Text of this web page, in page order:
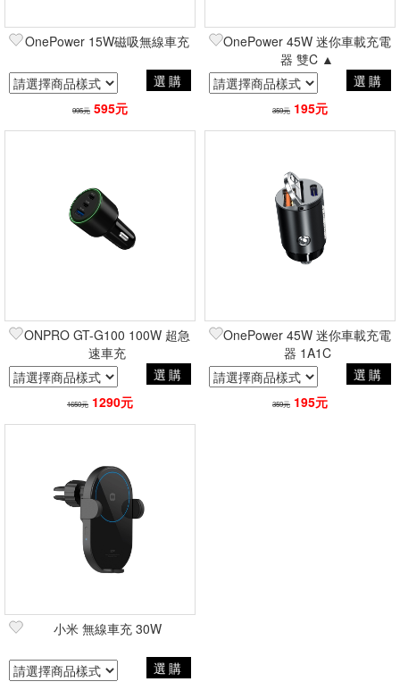
OnePower 15W磁吸無線車充
選購
995元 595元
OnePower 45W 迷你車載充電
器 雙C ▲
選購
359元 195元
ONPRO GT-G100 100W 超急
速車充
選購
1650元 1290元
OnePower 45W 迷你車載充電
器 1A1C
選購
359元 195元
小米 無線車充 30W
選購